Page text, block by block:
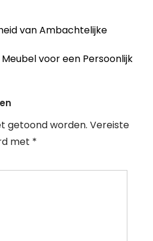
van Ambachtelijke
voor een Persoonlijk
getoond worden. Vereiste
met *